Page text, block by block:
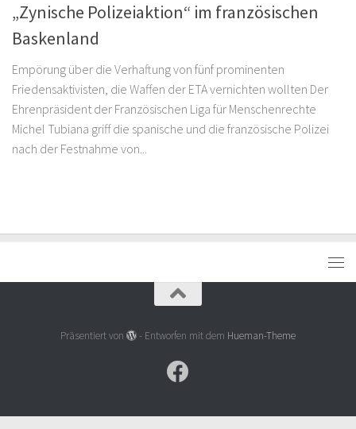
„Zynische Polizeiaktion“ im französischen
Baskenland
Empörung über die Verhaftung von fünf prominenten
Friedensaktivisten, die Waffen der ETA vernichten wollten Der
Ehrenpräsident der Französischen Liga für Menschenrechte
Michel Tubiana griff die spanische und die französische Polizei
nach der Festnahme von...
Präsentiert von - Entworfen mit dem Hueman-Theme